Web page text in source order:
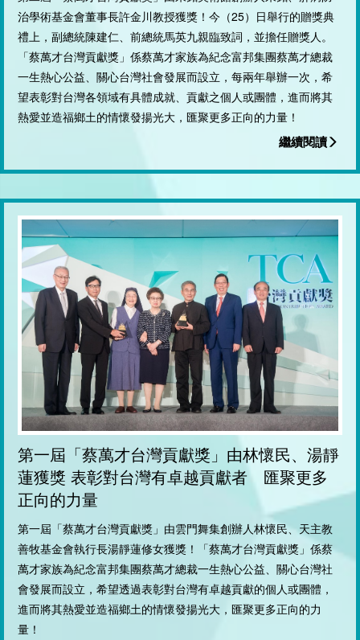
治學術基金會董事長許金川教授獲獎！今（25）日舉行的贈獎典
禮上，副總統陳建仁、前總統馬英九親臨致詞，並擔任贈獎人。
「蔡萬才台灣貢獻獎」係蔡萬才家族為紀念富邦集團蔡萬才總裁
一生熱心公益、關心台灣社會發展而設立，每兩年舉辦一次，希
望表彰對台灣各領域有具體成就、貢獻之個人或團體，進而將其
熱愛並造福鄉土的情懷發揚光大，匯聚更多正向的力量！
繼續閱讀
第一屆「蔡萬才台灣貢獻獎」由林懷民、湯靜
蓮獲獎 表彰對台灣有卓越貢獻者 匯聚更多
正向的力量
第一屆「蔡萬才台灣貢獻獎」由雲門舞集創辦人林懷民、天主教
善牧基金會執行長湯靜蓮修女獲獎！「蔡萬才台灣貢獻獎」係蔡
萬才家族為紀念富邦集團蔡萬才總裁一生熱心公益、關心台灣社
會發展而設立，希望透過表彰對台灣有卓越貢獻的個人或團體，
進而將其熱愛並造福鄉土的情懷發揚光大，匯聚更多正向的力
量！